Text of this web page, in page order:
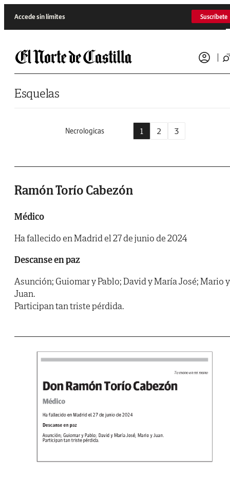
Accede sin límites Suscríbete
Esquelas
Necrologicas 1 2 3
Ramón Torío Cabezón
Médico
Ha fallecido en Madrid el 27 de junio de 2024
Descanse en paz
Asunción; Guiomar y Pablo; David y María José; Mario y
Juan.
Participan tan triste pérdida.